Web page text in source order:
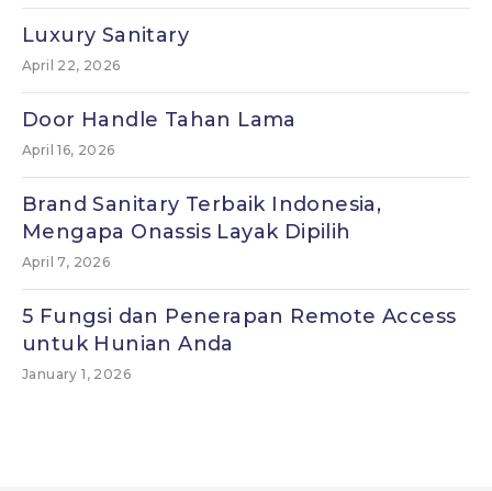
Luxury Sanitary
April 22, 2026
Door Handle Tahan Lama
April 16, 2026
Brand Sanitary Terbaik Indonesia,
Mengapa Onassis Layak Dipilih
April 7, 2026
5 Fungsi dan Penerapan Remote Access
untuk Hunian Anda
January 1, 2026